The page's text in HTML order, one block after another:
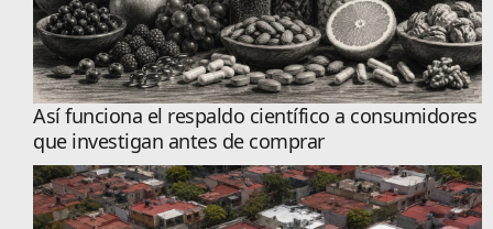
Así funciona el respaldo científico a consumidores
que investigan antes de comprar